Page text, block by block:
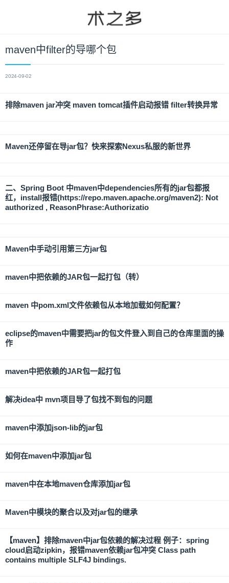
maven中filter的导哪个包
2024-09-02
排除maven jar冲突 maven tomcat插件启动报错 filter转换异常
Maven还停留在导jar包？快来探索Nexus私服的新世界
二、Spring Boot 中maven中dependencies所有的jar包都报
红，install报错(https://repo.maven.apache.org/maven2): Not
authorized , ReasonPhrase:Authorizatio
Maven中手动引用第三方jar包
maven中把依赖的JAR包一起打包（转）
maven 中pom.xml文件依赖包从本地加载如何配置？
eclipse的maven中需要把jar的包文件登入到自己的仓库里面的操
作
maven中把依赖的JAR包一起打包
解决idea中 mvn项目导了包找不到包的问题
maven中添加json-lib的jar包
如何在maven中添加jar包
maven中在本地maven仓库添加jar包
Maven中模块的聚合以及对jar包的继承
【maven】排除maven中jar包依赖的解决过程 例子：spring
cloud启动zipkin，报错maven依赖jar包冲突 Class path
contains multiple SLF4J bindings.